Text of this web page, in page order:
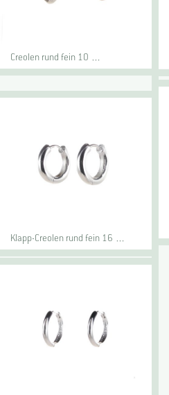
Creolen rund fein 10 …
Klapp-Creolen rund fein 16 …